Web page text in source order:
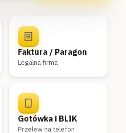
Faktura / Paragon
Legalna firma
Gotówka i BLIK
Przelew na telefon